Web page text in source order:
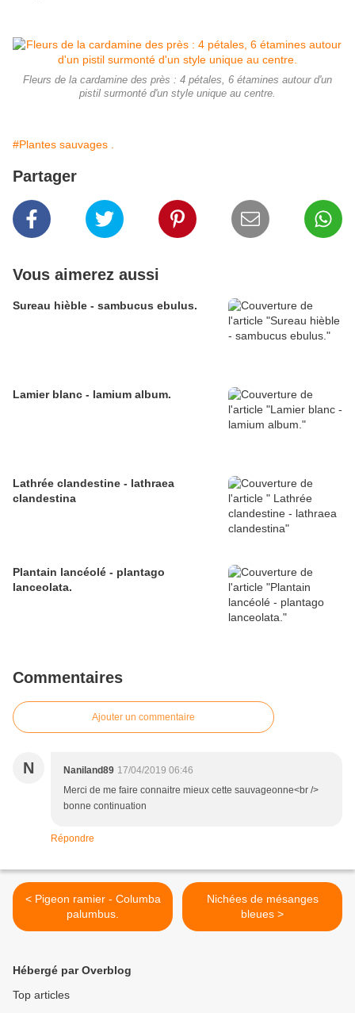
Fleurs de la cardamine des près : 4 pétales, 6 étamines autour d'un
pistil surmonté d'un style unique au centre.
#Plantes sauvages .
Partager
Vous aimerez aussi
Sureau hièble - sambucus ebulus.
Lamier blanc - lamium album.
Lathrée clandestine - lathraea
clandestina
Plantain lancéolé - plantago
lanceolata.
Commentaires
Ajouter un commentaire
N Naniland89 17/04/2019 06:46
Merci de me faire connaitre mieux cette sauvageonne<br />
bonne continuation
Répondre
< Pigeon ramier - Columba
palumbus.
Nichées de mésanges
bleues >
Hébergé par Overblog
Top articles